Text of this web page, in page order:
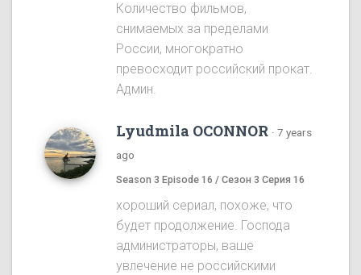
Количество фильмов,
снимаемых за пределами
России, многократно
превосходит российский прокат.
Админ.
Lyudmila OCONNOR · 7 years
ago
Season 3 Episode 16 / Сезон 3 Серия 16
хороший сериал, похоже, что
будет продолжение. Господа
администраторы, ваше
увлечение не российскими